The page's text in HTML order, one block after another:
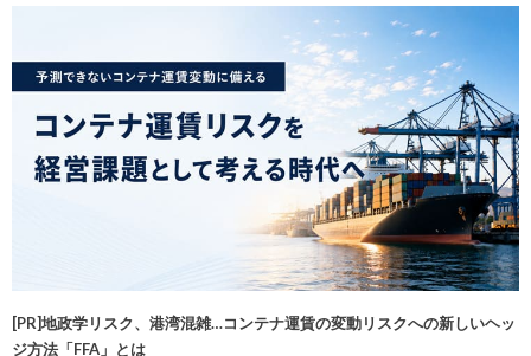
[PR]地政学リスク、港湾混雑…コンテナ運賃の変動リスクへの新しいヘッ
ジ方法「FFA」とは